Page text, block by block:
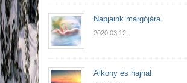
Napjaink margójára
2020.03.12.
Alkony és hajnal